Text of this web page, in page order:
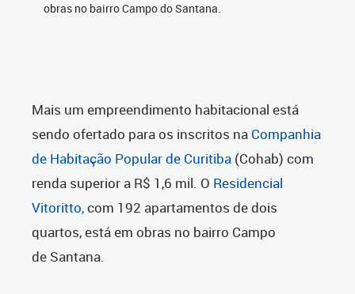
obras no bairro Campo do Santana.
Mais um empreendimento habitacional está
sendo ofertado para os inscritos na Companhia
de Habitação Popular de Curitiba (Cohab) com
renda superior a R$ 1,6 mil. O Residencial
Vitoritto,com 192 apartamentos de dois
quartos, está em obras no bairro Campo
de Santana.